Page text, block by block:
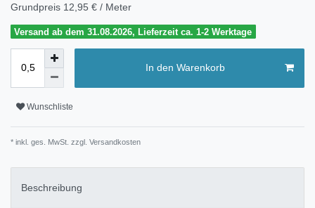
Grundpreis 12,95 € / Meter
Versand ab dem 31.08.2026, Lieferzeit ca. 1-2 Werktage
In den Warenkorb
Wunschliste
* inkl. ges. MwSt. zzgl. Versandkosten
Beschreibung